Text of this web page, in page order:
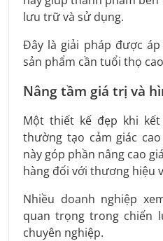
lưu trữ và sử dụng.
Đây là giải pháp được
sản phẩm cần tuổi thọ
Nâng tầm giá trị và
Một thiết kế đẹp khi
thường tạo cảm giác
này góp phần nâng cao
hàng đối với thương hiệu
Nhiều doanh nghiệp
quan trọng trong chiến
chuyên nghiệp.